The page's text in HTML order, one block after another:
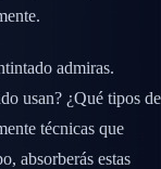
admiras.
usan? ¿Qué tipos de
técnicas que
absorberás estas